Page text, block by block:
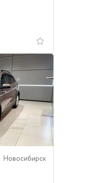
Новосибирск